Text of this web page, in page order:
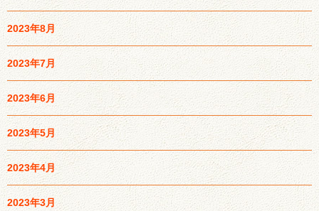
2023年8月
2023年7月
2023年6月
2023年5月
2023年4月
2023年3月